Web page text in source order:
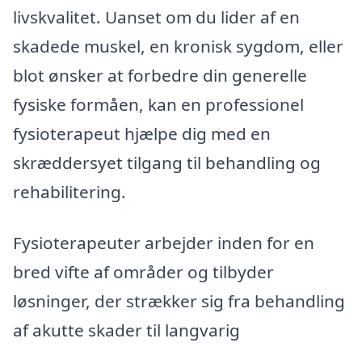
livskvalitet. Uanset om du lider af en
skadede muskel, en kronisk sygdom, eller
blot ønsker at forbedre din generelle
fysiske formåen, kan en professionel
fysioterapeut hjælpe dig med en
skræddersyet tilgang til behandling og
rehabilitering.
Fysioterapeuter arbejder inden for en
bred vifte af områder og tilbyder
løsninger, der strækker sig fra behandling
af akutte skader til langvarig